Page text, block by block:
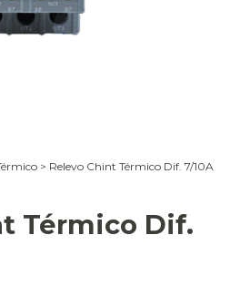
> Relevo Chint Térmico Dif. 7/10A
Térmico Dif.